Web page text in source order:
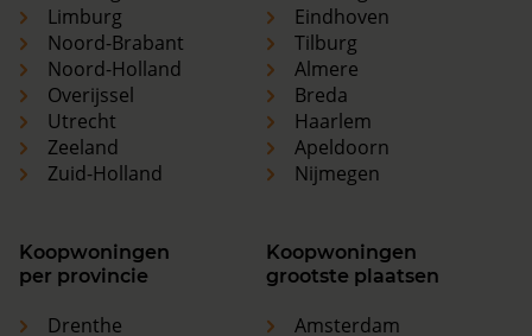
Limburg
Noord-Brabant
Noord-Holland
Overijssel
Utrecht
Zeeland
Zuid-Holland
Eindhoven
Tilburg
Almere
Breda
Haarlem
Apeldoorn
Nijmegen
Koopwoningen
per provincie
Drenthe
Koopwoningen
grootste plaatsen
Amsterdam